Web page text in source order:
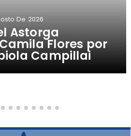
Astorga
Flores por
Campillai
De 2026